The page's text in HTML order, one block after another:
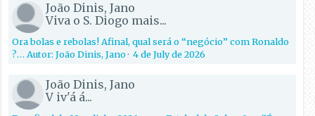
João Dinis, Jano
Viva o S. Diogo mais...
Ora bolas e rebolas! Afinal, qual será o “negócio” com Ronaldo
?… Autor: João Dinis, Jano·4 de July de 2026
João Dinis, Jano
V iv'á á...